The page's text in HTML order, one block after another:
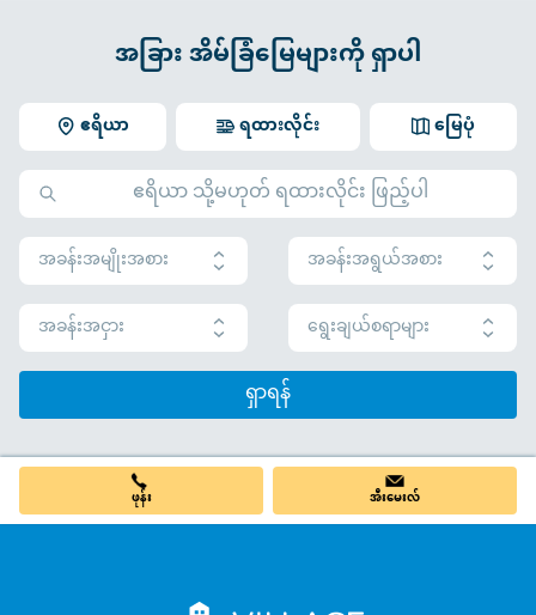
အခြား အိမ်ခြံမြေများကို ရှာပါ
ဧရိယာ မြေပုံ
ရထားလိုင်း
အခန်းအမျိုးအစား
အခန်းအရွယ်အစား
အခန်းအငှား
ရွေးချယ်စရာများ
ရှာရန်
ဖုန်း အီးမေးလ်